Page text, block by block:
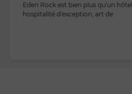
Eden Rock est bien plus qu'un
hospitalité d'exception, art de